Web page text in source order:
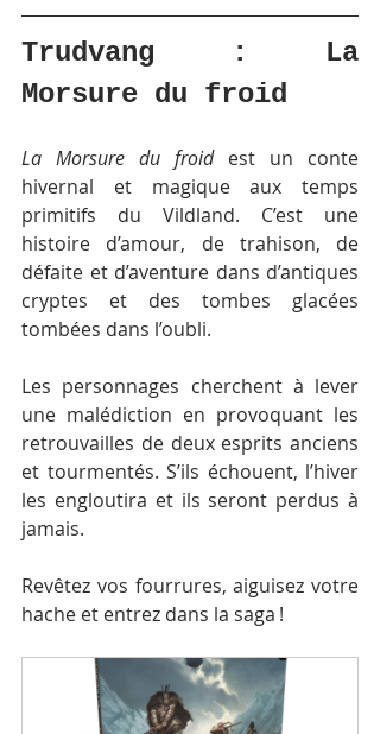
Trudvang : La
Morsure du froid
La Morsure du froid est un conte
hivernal et magique aux temps
primitifs du Vildland. C’est une
histoire d’amour, de trahison, de
défaite et d’aventure dans d’antiques
cryptes et des tombes glacées
tombées dans l’oubli.
Les personnages cherchent à lever
une malédiction en provoquant les
retrouvailles de deux esprits anciens
et tourmentés. S’ils échouent, l’hiver
les engloutira et ils seront perdus à
jamais.
Revêtez vos fourrures, aiguisez votre
hache et entrez dans la saga !